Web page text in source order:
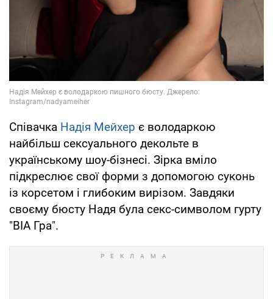
Співачка Надія Мейхер є володаркою
найбільш сексуального декольте в
українському шоу-бізнесі. Зірка вміло
підкреслює свої форми з допомогою суконь
із корсетом і глибоким вирізом. Завдяки
своєму бюсту Надя була секс-символом гурту
"ВІА Гра".